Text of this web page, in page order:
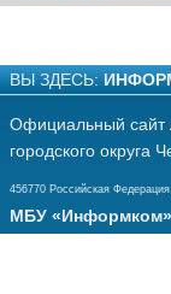
ВЫ ЗДЕСЬ:
Официальный сайт
городского округа
456770 Российская
МБУ «Информком»